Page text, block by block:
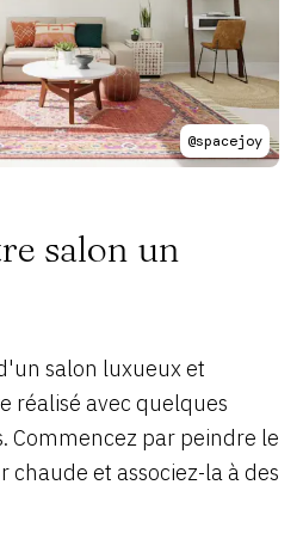
@spacejoy
salon un
salon luxueux et
réalisé avec quelques
Commencez par peindre le
et associez-la à des